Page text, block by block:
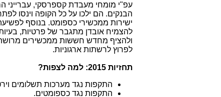
עפ"י מומחי מעבדת קספרסקי, עברייני
הבנקים. הם ילכו על כל הקופה וינסו
להצמיח אובדן מתגבר של פרטיות,
ולהציף מחדש חששות ממכשירים
לפרוץ לרשתות ארגוניות.
תחזיות 2015: למה לצפות?
התקפות נגד מערכות תשלומים
התקפות נגד כספומטים.